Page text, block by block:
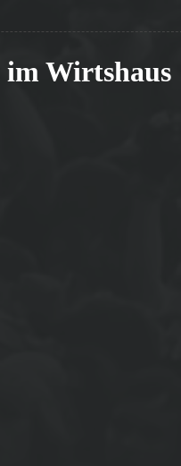
im Wirtshaus